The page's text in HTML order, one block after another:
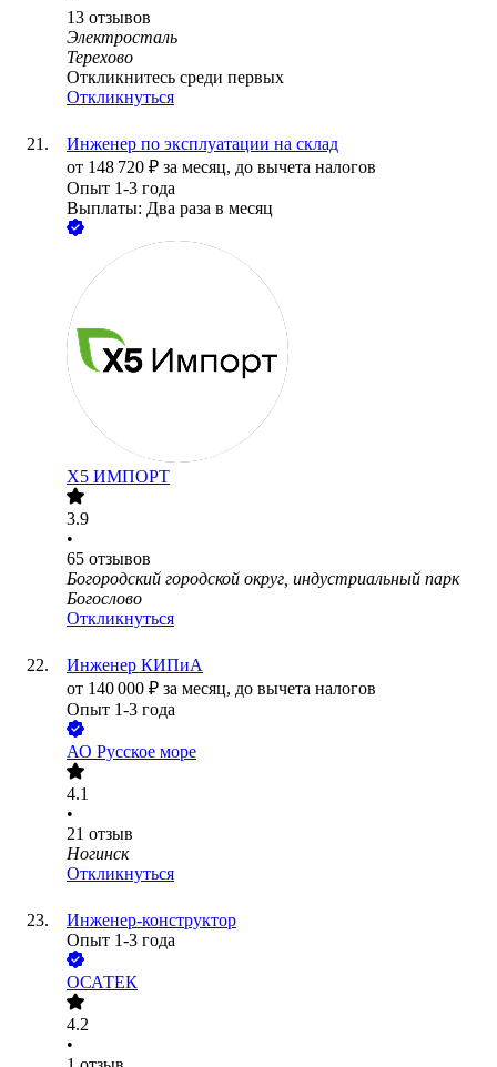
13 отзывов
Электросталь
Терехово
Откликнитесь среди первых
Откликнуться
Инженер по эксплуатации на склад
от 148 720 ₽ за месяц, до вычета налогов
Опыт 1-3 года
Выплаты: Два раза в месяц
Х5 ИМПОРТ
3.9
•
65 отзывов
Богородский городской округ, индустриальный парк
Богослово
Откликнуться
Инженер КИПиА
от 140 000 ₽ за месяц, до вычета налогов
Опыт 1-3 года
АО Русское море
4.1
•
21 отзыв
Ногинск
Откликнуться
Инженер-конструктор
Опыт 1-3 года
ОСАТЕК
4.2
•